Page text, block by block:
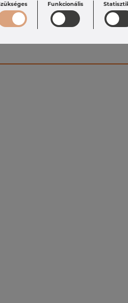
Size OD2 x T2:
x 1.
L: 111.1 mm
Size OD x T: 50.8 x
Funkcionális